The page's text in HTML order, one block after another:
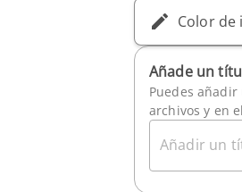
Color de
Añade un
Puedes
archivos y en
Añadir un